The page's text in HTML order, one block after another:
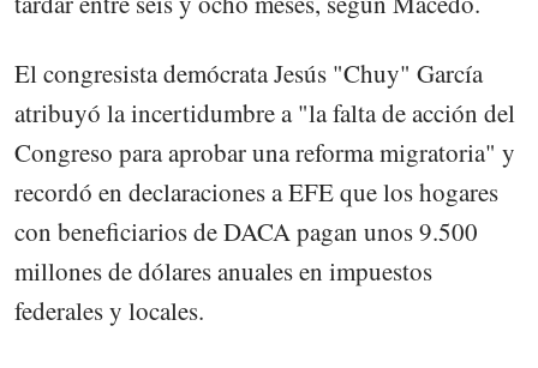
El congresista demócrata Jesús "Chuy" García
atribuyó la incertidumbre a "la falta de acción del
Congreso para aprobar una reforma migratoria" y
recordó en declaraciones a EFE que los hogares
con beneficiarios de DACA pagan unos 9.500
millones de dólares anuales en impuestos
federales y locales.